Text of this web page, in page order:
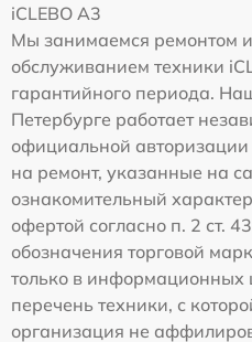
iCLEBO A3
Мы занимаемся ремонтом
обслуживанием техники
гарантийного периода.
Петербурге работает
официальной
на ремонт, указанные на
ознакомительный
офертой согласно п. 2 ст.
обозначения торговой
только в информационных
перечень техники, с
организация не